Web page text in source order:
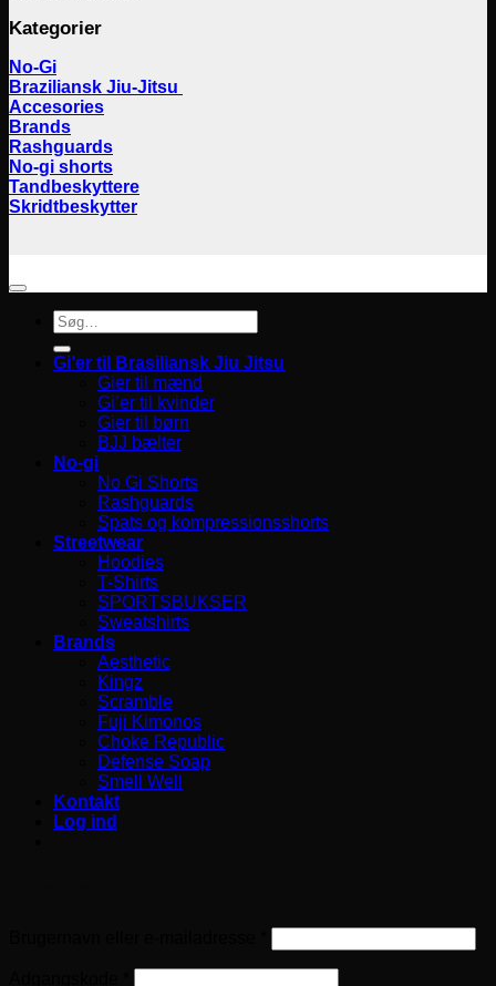
Kategorier
No-Gi
Braziliansk Jiu-Jitsu
Accesories
Brands
Rashguards
No-gi shorts
Tandbeskyttere
Skridtbeskytter
Søg
efter:
Gi’er til Brasiliansk Jiu Jitsu
Gier til mænd
Gi’er til kvinder
Gier til børn
BJJ bælter
No-gi
No Gi Shorts
Rashguards
Spats og kompressionsshorts
Streetwear
Hoodies
T-Shirts
SPORTSBUKSER
Sweatshirts
Brands
Aesthetic
Kingz
Scramble
Fuji Kimonos
Choke Republic
Defense Soap
Smell Well
Kontakt
Log ind